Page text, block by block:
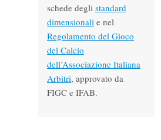
schede degli standard
dimensionali e nel
Regolamento del Gioco
del Calcio
dell’Associazione Italiana
Arbitri, approvato da
FIGC e IFAB.